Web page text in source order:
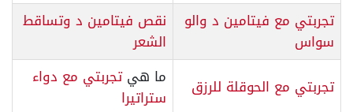
تجربتي مع فيتامين د والو
سواس
نقص فيتامين د وتساقط
الشعر
تجربتي مع الحوقلة للرزق
ما هيتجربتي مع دواء
ستراتيرا